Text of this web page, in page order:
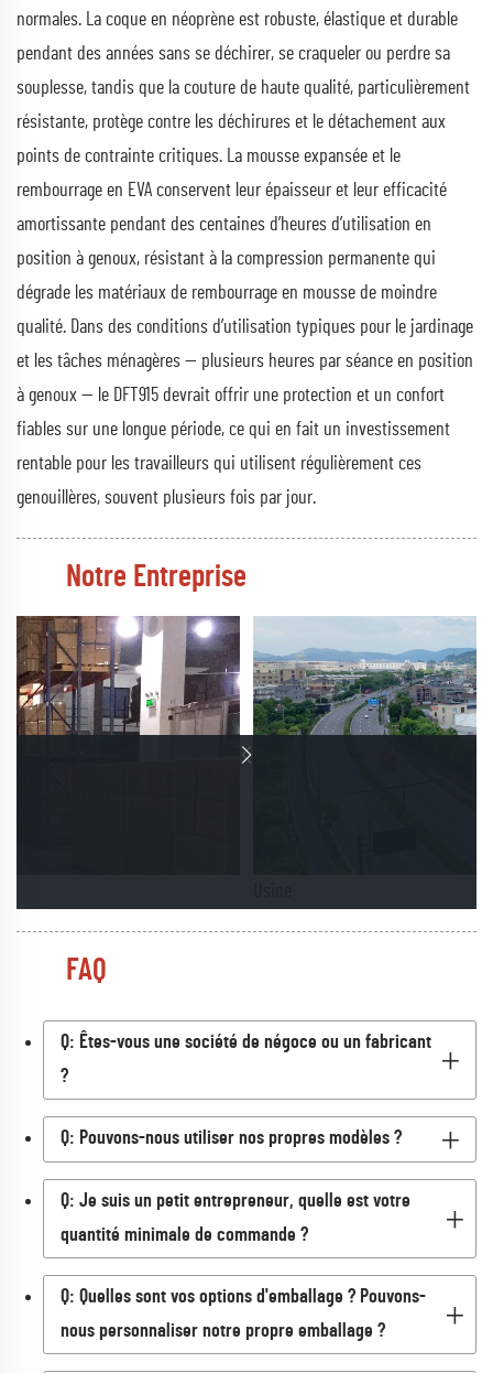
normales. La coque en néoprène est robuste, élastique et durable
pendant des années sans se déchirer, se craqueler ou perdre sa
souplesse, tandis que la couture de haute qualité, particulièrement
résistante, protège contre les déchirures et le détachement aux
points de contrainte critiques. La mousse expansée et le
rembourrage en EVA conservent leur épaisseur et leur efficacité
amortissante pendant des centaines d’heures d’utilisation en
position à genoux, résistant à la compression permanente qui
dégrade les matériaux de rembourrage en mousse de moindre
qualité. Dans des conditions d’utilisation typiques pour le jardinage
et les tâches ménagères — plusieurs heures par séance en position
à genoux — le DFT915 devrait offrir une protection et un confort
fiables sur une longue période, ce qui en fait un investissement
rentable pour les travailleurs qui utilisent régulièrement ces
genouillères, souvent plusieurs fois par jour.
Notre Entreprise
FAQ
Q: Êtes-vous une société de négoce ou un fabricant
?
Q: Pouvons-nous utiliser nos propres modèles ?
Q: Je suis un petit entrepreneur, quelle est votre
quantité minimale de commande ?
Q: Quelles sont vos options d'emballage ? Pouvons-
nous personnaliser notre propre emballage ?